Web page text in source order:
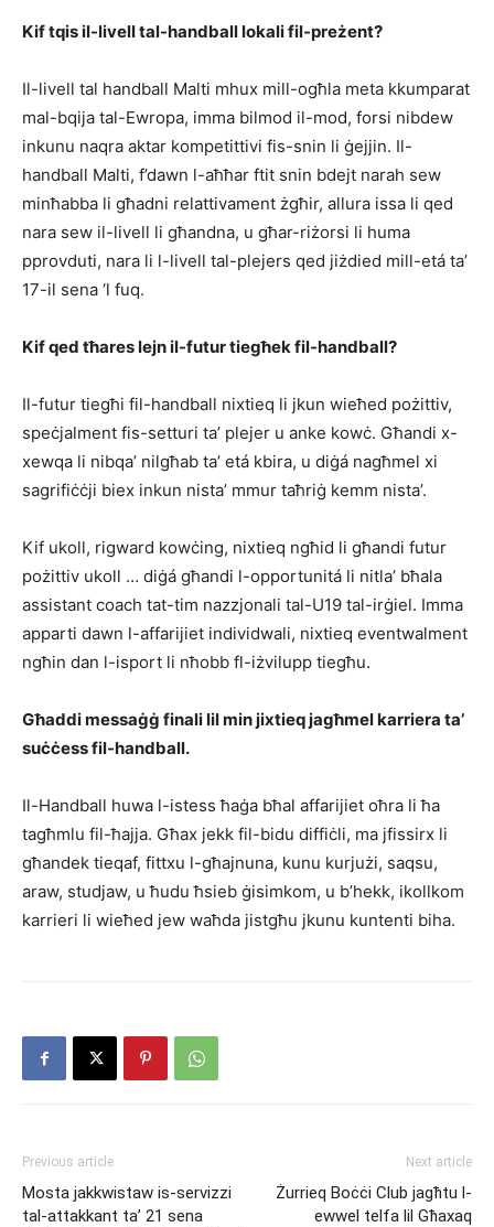
Kif tqis il-livell tal-handballlokali fil-preżent?
Il-livell tal handball Malti mhux mill-ogħla meta kkumparat
mal-bqija tal-Ewropa, imma bilmod il-mod, forsi nibdew
inkunu naqra aktar kompetittivi fis-snin li ġejjin. Il-
handball Malti, f’dawn l-aħħar ftit snin bdejt narah sew
minħabba li għadni relattivament żgħir, allura issa li qed
nara sew il-livell li għandna, u għar-riżorsi li huma
pprovduti, nara li l-livell tal-plejers qed jiżdied mill-etá ta’
17-il sena ‘l fuq.
Kif qed tħares lejn il-futur tiegħek fil-handball?
Il-futur tiegħi fil-handball nixtieq li jkun wieħed pożittiv,
speċjalment fis-setturi ta’ plejer u anke kowċ. Għandi x-
xewqa li nibqa’ nilgħab ta’ etá kbira, u diġá nagħmel xi
sagrifiċċji biex inkun nista’ mmur taħriġ kemm nista’.
Kif ukoll, rigward kowċing, nixtieq ngħid li għandi futur
pożittiv ukoll … diġá għandi l-opportunitá li nitla’ bħala
assistant coach tat-tim nazzjonali tal-U19 tal-irġiel. Imma
apparti dawn l-affarijiet individwali, nixtieq eventwalment
ngħin dan l-isport li nħobb fl-iżvilupp tiegħu.
Għaddi messaġġ finali lil min jixtieq jagħmel karriera ta’
suċċess fil-handball.
Il-Handball huwa l-istess ħaġa bħal affarijiet oħra li ħa
tagħmlu fil-ħajja. Għax jekk fil-bidu diffiċli, ma jfissirx li
għandek tieqaf, fittxu l-għajnuna, kunu kurjużi, saqsu,
araw, studjaw, u ħudu ħsieb ġisimkom, u b’hekk, ikollkom
karrieri li wieħed jew waħda jistgħu jkunu kuntenti biha.
Previous article
Mosta jakkwistaw is-servizzi
tal-attakkant ta’ 21 sena
Next article
Żurrieq Boċċi Club jagħtu l-
ewwel telfa lil Għaxaq